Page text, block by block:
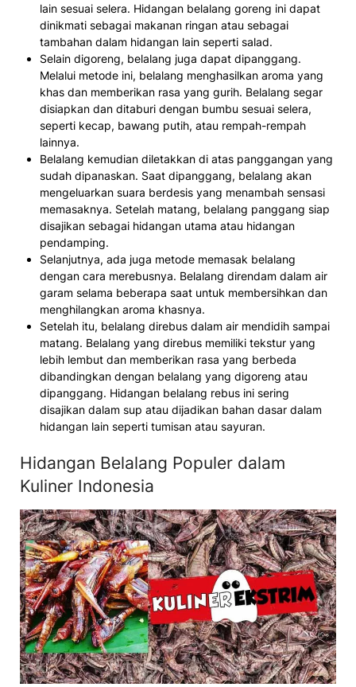
lain sesuai selera. Hidangan belalang goreng ini dapat
dinikmati sebagai makanan ringan atau sebagai
tambahan dalam hidangan lain seperti salad.
Selain digoreng, belalang juga dapat dipanggang.
Melalui metode ini, belalang menghasilkan aroma yang
khas dan memberikan rasa yang gurih. Belalang segar
disiapkan dan ditaburi dengan bumbu sesuai selera,
seperti kecap, bawang putih, atau rempah-rempah
lainnya.
Belalang kemudian diletakkan di atas panggangan yang
sudah dipanaskan. Saat dipanggang, belalang akan
mengeluarkan suara berdesis yang menambah sensasi
memasaknya. Setelah matang, belalang panggang siap
disajikan sebagai hidangan utama atau hidangan
pendamping.
Selanjutnya, ada juga metode memasak belalang
dengan cara merebusnya. Belalang direndam dalam air
garam selama beberapa saat untuk membersihkan dan
menghilangkan aroma khasnya.
Setelah itu, belalang direbus dalam air mendidih sampai
matang. Belalang yang direbus memiliki tekstur yang
lebih lembut dan memberikan rasa yang berbeda
dibandingkan dengan belalang yang digoreng atau
dipanggang. Hidangan belalang rebus ini sering
disajikan dalam sup atau dijadikan bahan dasar dalam
hidangan lain seperti tumisan atau sayuran.
Hidangan Belalang Populer dalam
Kuliner Indonesia